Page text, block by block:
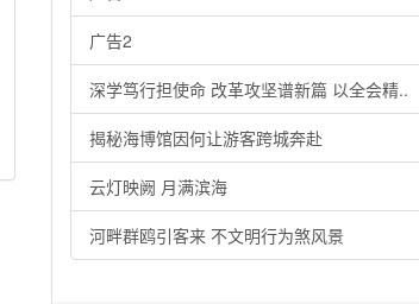
广告2
深学笃行担使命 改革攻坚谱新篇 以全会精..
揭秘海博馆因何让游客跨城奔赴
云灯映阙 月满滨海
河畔群鸥引客来 不文明行为煞风景